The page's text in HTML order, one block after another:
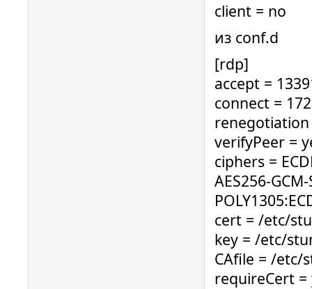
client = no
из conf.d
[rdp]
accept =
connect =
verifyPeer =
ciphers =
AES256-
cert = /etc/
key = /etc/
CAfile = /etc/
requireCert =